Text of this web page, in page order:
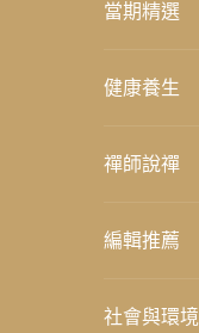
當期精選
健康養生
禪師說禪
編輯推薦
社會與環境